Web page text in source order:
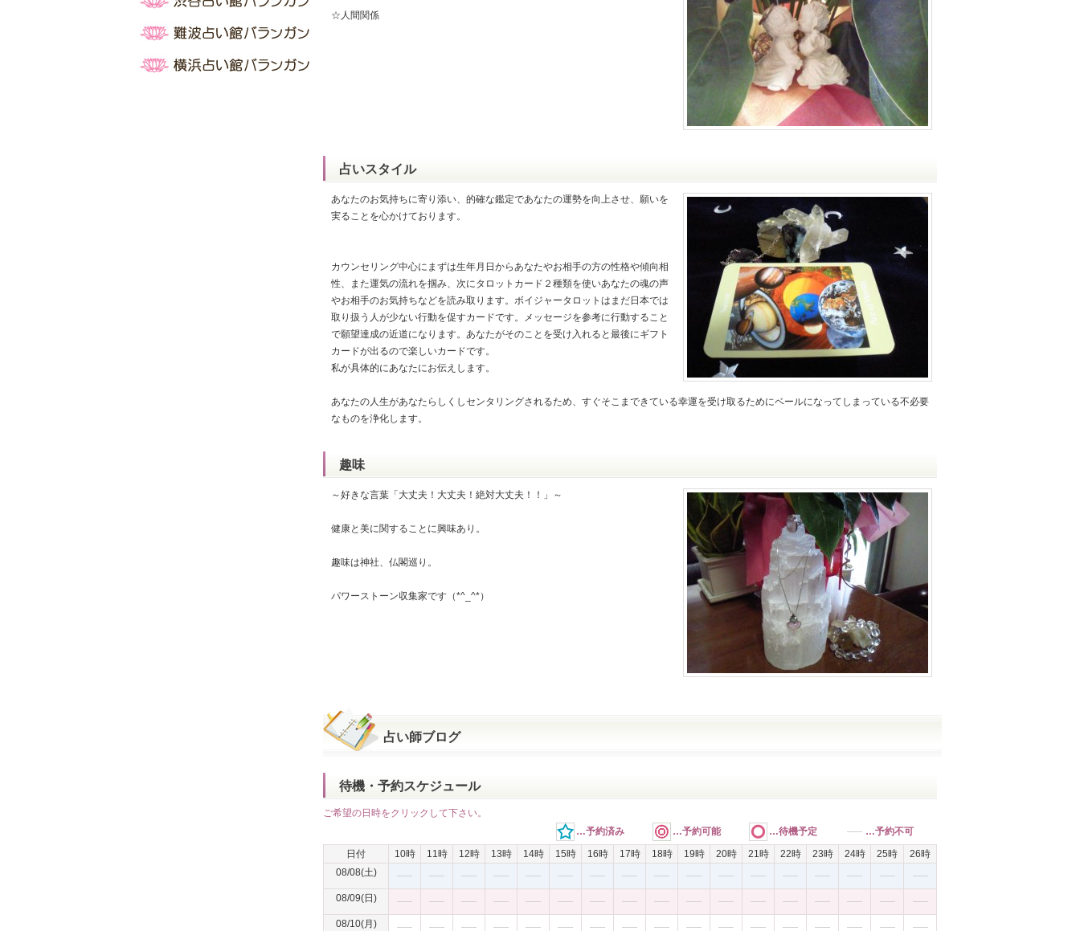
☆人間関係
占いスタイル
あなたのお気持ちに寄り添い、的確な鑑定であなたの運勢を向上させ、願いを
実ることを心かけております。
カウンセリング中心にまずは生年月日からあなたやお相手の方の性格や傾向相
性、また運気の流れを掴み、次にタロットカード２種類を使いあなたの魂の声
やお相手のお気持ちなどを読み取ります。ボイジャータロットはまだ日本では
取り扱う人が少ない行動を促すカードです。メッセージを参考に行動すること
で願望達成の近道になります。あなたがそのことを受け入れると最後にギフト
カードが出るので楽しいカードです。
私が具体的にあなたにお伝えします。
あなたの人生があなたらしくしセンタリングされるため、すぐそこまできている幸運を受け取るためにベールになってしまっている不必要
なものを浄化します。
趣味
～好きな言葉「大丈夫！大丈夫！絶対大丈夫！！」～
健康と美に関することに興味あり。
趣味は神社、仏閣巡り。
パワーストーン収集家です（*^_^*）
占い師ブログ
待機・予約スケジュール
ご希望の日時をクリックして下さい。
…予約済み
…予約可能 …待機予定
…予約不可
日付
10時 11時 12時 13時 14時 15時 16時 17時 18時 19時 20時 21時 22時 23時 24時 25時
26時
08/08(土)
08/09(日)
08/10(月)